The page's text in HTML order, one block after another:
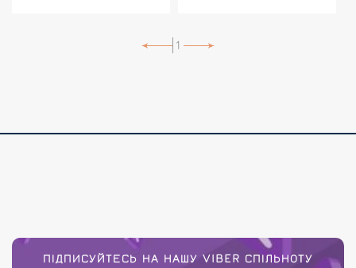
1
ПІДПИСУЙТЕСЬ НА НАШУ VIBER СПІЛЬНОТУ